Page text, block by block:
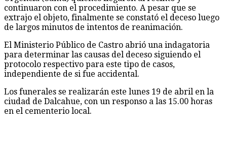
continuaron con el procedimiento. A pesar que se
extrajo el objeto, finalmente se constató el deceso luego
de largos minutos de intentos de reanimación.
El Ministerio Público de Castro abrió una indagatoria
para determinar las causas del deceso siguiendo el
protocolo respectivo para este tipo de casos,
independiente de si fue accidental.
Los funerales se realizarán este lunes 19 de abril en la
ciudad de Dalcahue, con un responso a las 15.00 horas
en el cementerio local.